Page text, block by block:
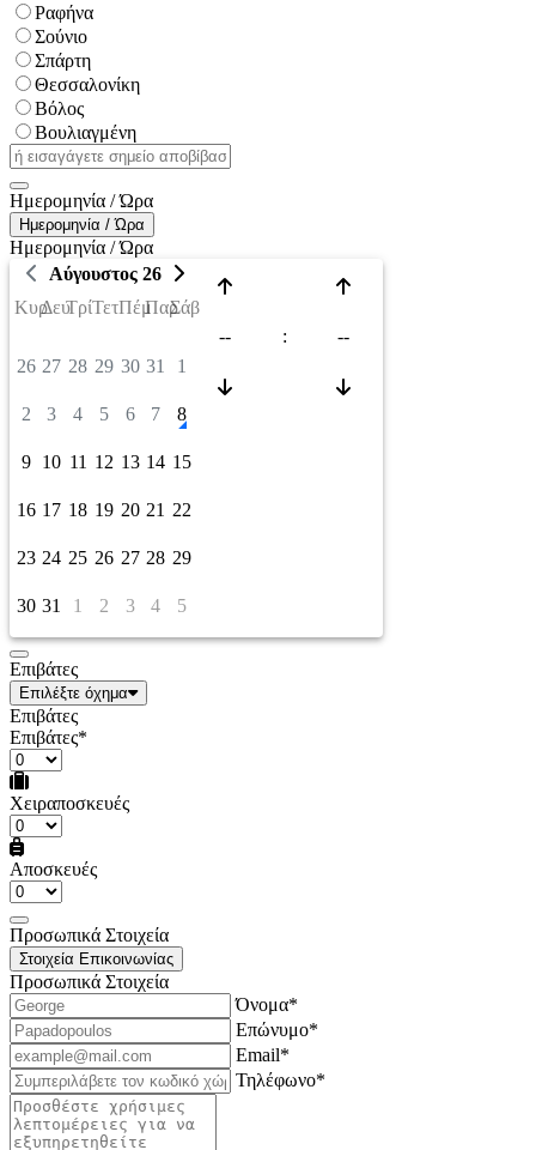
Ραφήνα
Σούνιο
Σπάρτη
Θεσσαλονίκη
Βόλος
Βουλιαγμένη
Ημερομηνία / Ώρα
Ημερομηνία / Ώρα
Ημερομηνία / Ώρα
Αύγουστος 26
ΚυρΔευΤρίΤετΠέμΠαρΣάβ
26 27 28 29 30 31 1
2 3 4 5 6 7 8
9 10 11 12 13 14 15
16 17 18 19 20 21 22
23 24 25 26 27 28 29
30 31 1 2 3 4 5
-- : --
Επιβάτες
Επιλέξτε όχημα
Επιβάτες
Επιβάτες*
Χειραποσκευές
Αποσκευές
Προσωπικά Στοιχεία
Στοιχεία Επικοινωνίας
Προσωπικά Στοιχεία
Όνομα*
Επώνυμο*
Email*
Τηλέφωνο*